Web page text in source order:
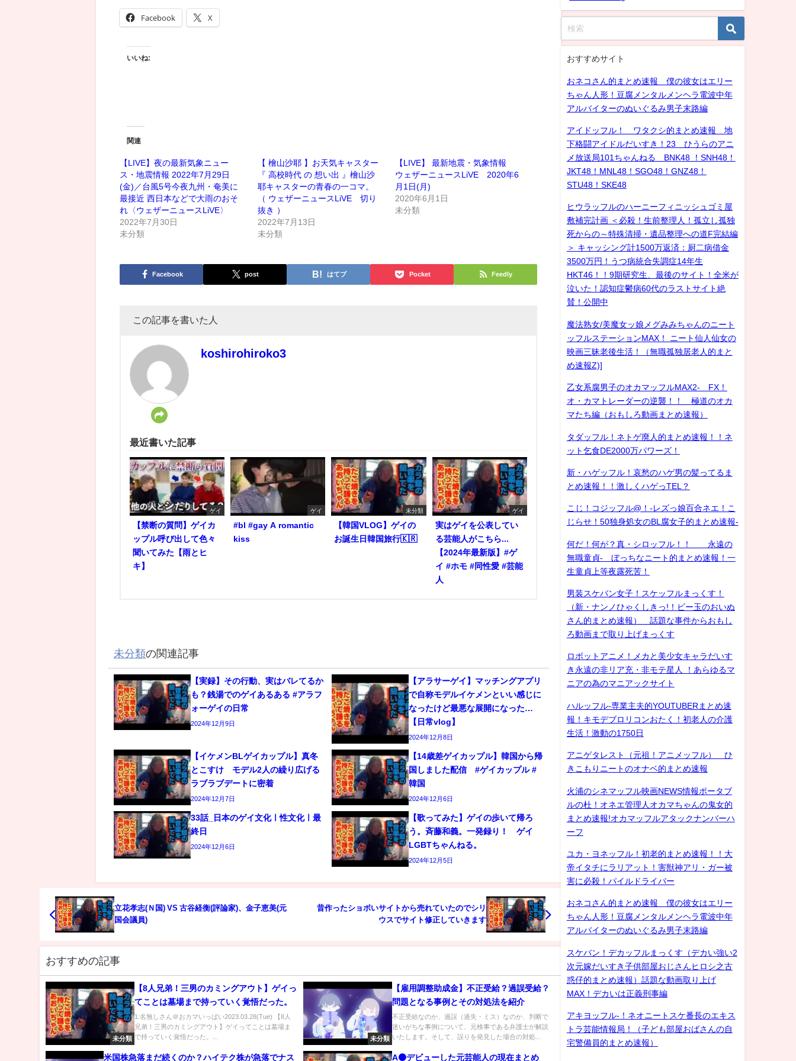
Facebook X
いいね:
関連
【LIVE】夜の最新気象ニュー
ス・地震情報 2022年7月29日
(金)／台風5号今夜九州・奄美に
最接近 西日本などで大雨のおそ
れ〈ウェザーニュースLiVE〉
2022年7月30日
未分類
【 檜山沙耶 】お天気キャスター
『 高校時代 の 想い出 』檜山沙
耶キャスターの青春の一コマ。
（ ウェザーニュースLiVE 切り
抜き ）
2022年7月13日
未分類
【LIVE】 最新地震・気象情報
ウェザーニュースLiVE 2020年6
月1日(月)
2020年6月1日
未分類
Facebook post はてブ Pocket Feedly
この記事を書いた人
koshirohiroko3
最近書いた記事
ゲイ
【禁断の質問】ゲイカ
ップル呼び出して色々
聞いてみた【雨とヒ
キ】
ゲイ
#bl #gay A romantic
kiss
未分類
【韓国VLOG】ゲイの
お誕生日韓国旅行🇰🇷
ゲイ
実はゲイを公表してい
る芸能人がこちら...
【2024年最新版】#ゲ
イ #ホモ #同性愛 #芸能
人
未分類の関連記事
【実録】その行動、実はバレてるか
も？銭湯でのゲイあるある #アラフ
ォーゲイの日常
2024年12月9日
【アラサーゲイ】マッチングアプリ
で自称モデルイケメンといい感じに
なったけど最悪な展開になった…
【日常vlog】
2024年12月8日
【イケメンBLゲイカップル】真冬
とこすけ モデル2人の繰り広げる
ラブラブデートに密着
2024年12月7日
【14歳差ゲイカップル】韓国から帰
国しました配信 #ゲイカップル #
韓国
2024年12月6日
33話_日本のゲイ文化ㅣ性文化ㅣ最
終日
2024年12月6日
【歌ってみた】ゲイの歩いて帰ろ
う。斉藤和義。一発録り！ ゲイ
LGBTちゃんねる。
2024年12月5日
立花孝志(Ｎ国) VS 古谷経衡(評論家)、金子恵美(元
国会議員)
昔作ったショボいサイトから売れていたのでシリ
ウスでサイト修正していきます
おすすめの記事
未分類
【8人兄弟！三男のカミングアウト】ゲイっ
てことは墓場まで持っていく覚悟だった。
1:名無しさん＠おカマいっぱい2023.03.28(Tue) 【8人
兄弟！三男のカミングアウト】ゲイってことは墓場ま
で持っていく覚悟だった。...
未分類
【雇用調整助成金】不正受給？過誤受給？
問題となる事例とその対処法を紹介
不正受給なのか、過誤（過失・ミス）なのか、判断で
迷いがちな事例について、元検事である弁護士が解説
いたします。そして、誤りを発見した場合の対処...
米国株急落まだ続くのか？ハイテク株が急落でナス A⚫️デビューした元芸能人の現在まとめ
おすすめサイト
おネコさん的まとめ速報 僕の彼女はエリー
ちゃん人形！豆腐メンタルメンヘラ電波中年
アルバイターのぬいぐるみ男子末路編
アイドッフル！ ワタクシ的まとめ速報 地
下格闘アイドルだいすき！23 ひうらのアニ
メ放送局101ちゃんねる BNK48 ！SNH48！
JKT48！MNL48！SGO48！GNZ48！
STU48！SKE48
ヒウラッフルのハーニーフィニッシュゴミ屋
敷補完計画 ＜必殺！生前整理人！孤立し孤独
死からの～特殊清掃・遺品整理への道F完結編
＞ キャッシング計1500万返済：厨二病借金
3500万円！うつ病統合失調症14年生
HKT46！！9期研究生、最後のサイト！全米が
泣いた！認知症鬱病60代のラストサイト絶
賛！公開中
魔法熟女/美魔女ッ娘メグみみちゃんのニート
ッフルステーションMAX！ ニート仙人仙女の
映画三昧老後生活！（無職孤独居老人的まと
め速報Z)]
乙女系腐男子のオカマッフルMAX2- FX！
オ・カマトレーダーの逆襲！！ 極道のオカ
マたち編（おもしろ動画まとめ速報）
タダッフル！ネトゲ廃人的まとめ速報！！ネ
ット乞食DE2000万パワーズ！
新・ハゲッフル！哀愁のハゲ男の髪ってるま
とめ速報！！激しくハゲっTEL？
こじ！コジッフル@！-レズっ娘百合ネエ！こ
じらせ！50独身処女のBL腐女子的まとめ速報-
何だ！何が？真・シロッフル！！ 永遠の
無職童貞- ぼっちなニート的まとめ速報！一
生童貞上等夜露死苦！
男装スケバン女子！スケッフルまっくす！
（新・ナンノひゃくしきっ!！ビー玉のおいぬ
さん的まとめ速報） 話題な事件からおもし
ろ動画まで取り上げまっくす
ロボットアニメ！メカと美少女キャラだいす
き永遠の非リア充・非モテ星人 ！あらゆるマ
ニアの為のマニアックサイト
ハルッフル-専業主夫的YOUTUBERまとめ速
報！キモデブロリコンおたく！初老人の介護
生活！激動の1750日
アニゲタレスト（元祖！アニメッフル） ひ
きこもりニートのオナベ的まとめ速報
火浦のシネマッフル映画NEWS情報ポータブ
ルの杜！オネエ管理人オカマちゃんの鬼女的
まとめ速報!オカマッフルアタックナンバーハ
ーフ
ユカ・ヨネッフル！初老的まとめ速報！！大
帝イタチにラリアット！害獣神アリ・ガー被
害に必殺！パイルドライバー
おネコさん的まとめ速報 僕の彼女はエリー
ちゃん人形！豆腐メンタルメンヘラ電波中年
アルバイターのぬいぐるみ男子末路編
スケバン！デカッフルまっくす（デカい強い2
次元嫁だいすき子供部屋おじさんヒロシ之古
惑仔的まとめ速報）話題な動画取り上げ
MAX！デカいは正義刑事編
アキヨッフル-！ネオニートスケ番長のエキス
トラ芸能情報局！（子ども部屋おばさんの自
宅警備員的まとめ速報）